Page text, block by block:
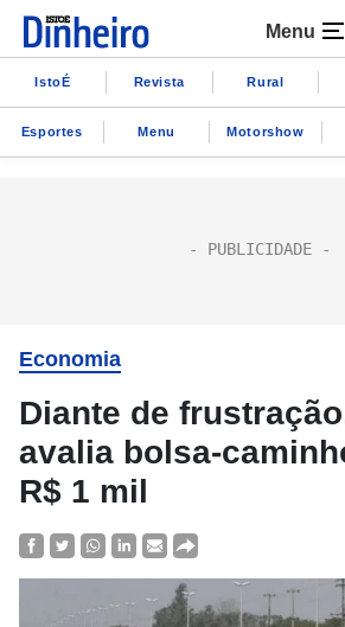
Menu
IstoÉ Revista Rural
Esportes Menu Motorshow
Economia
Diante de
avalia bolsa-
R$ 1 mil